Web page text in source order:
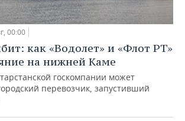
00:00
как «Водолет» и «Флот РТ»
на нижней Каме
госкомпании может
перевозчик, запустивший